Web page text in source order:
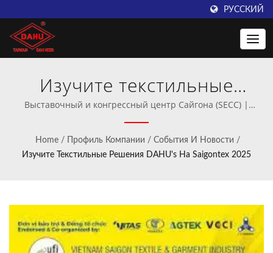
РУССКИЙ
Изучите текстильные
решения DAHU's на
Saigontex 2025 | Откройте
для себя
машины для вязания
крючком от Taiwan DAHU
Выставочный и конгрессный центр Сайгона (SECC) |
Профессиональный производитель машин для вязания
крючком и трикотажного вязания.
Home / Профиль Компании / События И Новости /
Изучите Текстильные Решения DAHU's На Saigontex 2025